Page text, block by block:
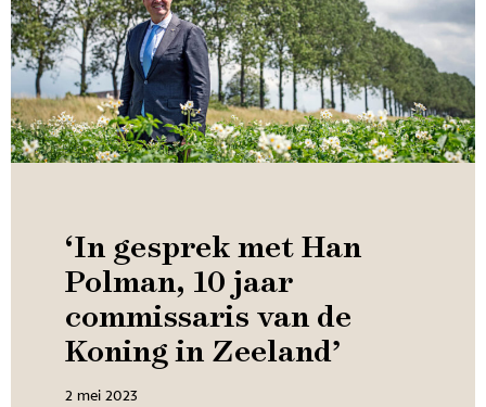
‘In gesprek met Han
Polman, 10 jaar
commissaris van de
Koning in Zeeland’
2 mei 2023